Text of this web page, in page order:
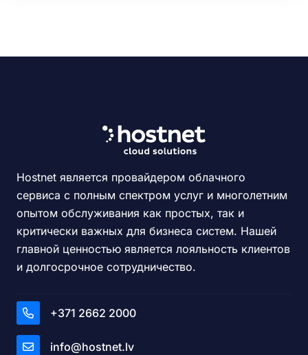
Hostnet является провайдером облачного
сервиса с полным спектром услуг и многолетним
опытом обслуживания как простых, так и
критически важных для бизнеса систем. Нашей
главной ценностью является лояльность клиентов
и долгосрочное сотрудничество.
+371 2662 2000
info@hostnet.lv